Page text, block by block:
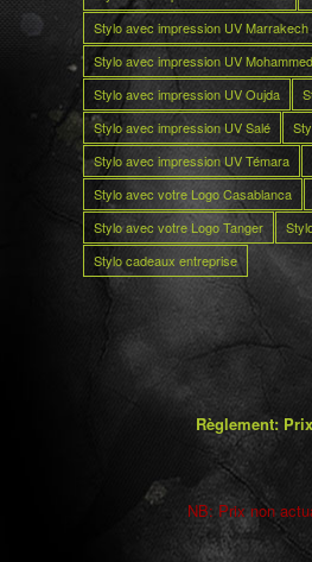
Stylo avec impression UV Marrakech
Stylo avec impression UV
Stylo avec impression UV Oujda
Stylo avec impression UV Salé
Stylo avec impression UV Témara
Stylo avec votre Logo Casablanca
Stylo avec votre Logo Tanger
Stylo cadeaux entreprise
Règlement:
NB: Prix non